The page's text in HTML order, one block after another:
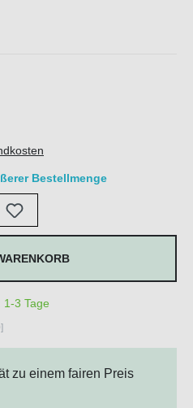
Bestellmenge
Wert ein oder
1-3 Tage
zu einem fairen Preis